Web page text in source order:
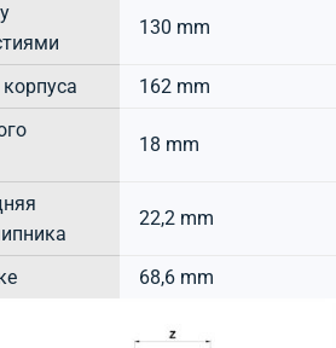
130 mm
162 mm
18 mm
22,2 mm
68,6 mm